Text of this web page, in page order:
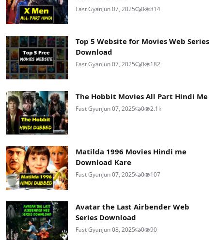
Fast GyanJun 07, 2025 0 814
Top 5 Website for Movies Web Series
Download
Fast GyanJun 07, 2025 0 182
The Hobbit Movies All Part Hindi Me
Fast GyanJun 07, 2025 0 2.1k
Matilda 1996 Movies Hindi me
Download Kare
Fast GyanJun 07, 2025 0 107
Avatar the Last Airbender Web
Series Download
Fast GyanJun 08, 2025 0 90